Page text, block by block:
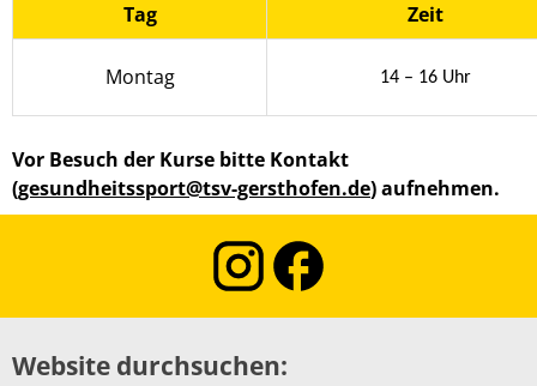
Tag Zeit
Montag 14 – 16 Uhr
Vor Besuch der Kurse bitte Kontakt
(gesundheitssport@tsv-gersthofen.de) aufnehmen.
Website durchsuchen: